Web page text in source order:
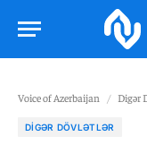
Voice of Azerbaijan / Digər
DIGƏR DÖVLƏTLƏR